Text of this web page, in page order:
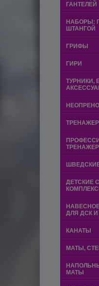
ГАНТЕЛЕЙ
НАБОРЫ:
ШТАНГОЙ
ГРИФЫ
ГИРИ
ТУРНИКИ,
ДЕТСКИЕ
ДЛЯ ДСК
КАНАТЫ
МАТЫ,
МАТЫ